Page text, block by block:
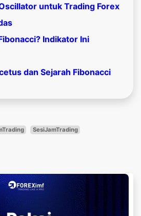
untuk Trading Forex
Indikator Ini
dan Sejarah Fibonacci
SesiJamTrading